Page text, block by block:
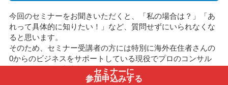
セミナーに
参加申込みする
今回のセミナーをお聞きいただくと、「私の場合は？」「あ
れって具体的に知りたい！」など、質問せずにいられなくな
ると思います。
そのため、セミナー受講者の方には特別に海外在住者さんの
0からのビジネスをサポートしている現役でプロのコンサル
タントによる無料相談をご利用いただけます。